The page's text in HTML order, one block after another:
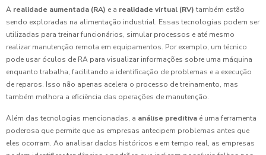
A realidade aumentada (RA) e a realidade virtual (RV) também estão
sendo exploradas na alimentação industrial. Essas tecnologias podem ser
utilizadas para treinar funcionários, simular processos e até mesmo
realizar manutenção remota em equipamentos. Por exemplo, um técnico
pode usar óculos de RA para visualizar informações sobre uma máquina
enquanto trabalha, facilitando a identificação de problemas e a execução
de reparos. Isso não apenas acelera o processo de treinamento, mas
também melhora a eficiência das operações de manutenção.
Além das tecnologias mencionadas, a análise preditiva é uma ferramenta
poderosa que permite que as empresas antecipem problemas antes que
eles ocorram. Ao analisar dados históricos e em tempo real, as empresas